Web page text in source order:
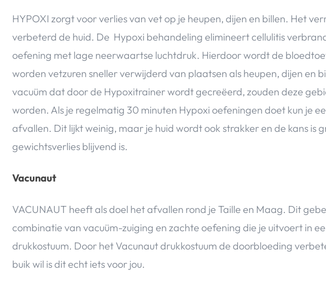
HYPOXI zorgt voor verlies van vet op je heupen, dijen en billen. Het
verbeterd de huid. De Hypoxi behandeling elimineert cellulitis
oefening met lage neerwaartse luchtdruk. Hierdoor wordt de
worden vetzuren sneller verwijderd van plaatsen als heupen, dijen en
vacuüm dat door de Hypoxitrainer wordt gecreëerd, zouden deze
worden. Als je regelmatig 30 minuten Hypoxi oefeningen doet kun je
afvallen. Dit lijkt weinig, maar je huid wordt ook strakker en de kans is
gewichtsverlies blijvend is.
Vacunaut
VACUNAUT heeft als doel het afvallen rond je Taille en Maag. Dit
combinatie van vacuüm-zuiging en zachte oefening die je uitvoert in
drukkostuum. Door het Vacunaut drukkostuum de doorbloeding
buik wil is dit echt iets voor jou.